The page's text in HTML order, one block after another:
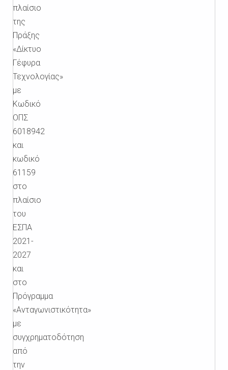
πλαίσιο
της
Πράξης
«Δίκτυο
Γέφυρα
Τεχνολογίας»
με
Κωδικό
ΟΠΣ
6018942
και
κωδικό
61159
στο
πλαίσιο
του
ΕΣΠΑ
2021-
2027
και
στο
Πρόγραμμα
«Ανταγωνιστικότητα»
με
συγχρηματοδότηση
από
την